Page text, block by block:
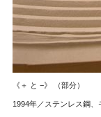
《＋ と −》 （部分）
1994年／ステンレス鋼